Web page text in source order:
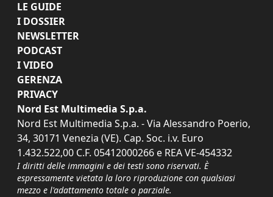
LE GUIDE
I DOSSIER
NEWSLETTER
PODCAST
I VIDEO
GERENZA
PRIVACY
Nord Est Multimedia S.p.a.
Nord Est Multimedia S.p.a. - Via Alessandro Poerio,
34, 30171 Venezia (VE). Cap. Soc. i.v. Euro
1.432.522,00 C.F. 05412000266 e REA VE-454332
I diritti delle immagini e dei testi sono riservati. È
espressamente vietata la loro riproduzione con qualsiasi
mezzo e l'adattamento totale o parziale.